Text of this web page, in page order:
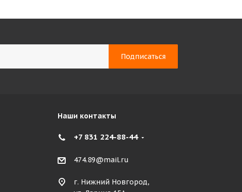
Наши контакты
+7 831 224-88-44
474.89@mail.ru
г. Нижний Новгород,